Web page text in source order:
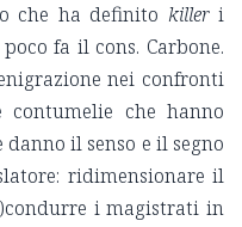
che ha definito killeri
fa il cons. Carbone.
nei confronti
che hanno
il senso e il segno
ridimensionare il
i magistrati in